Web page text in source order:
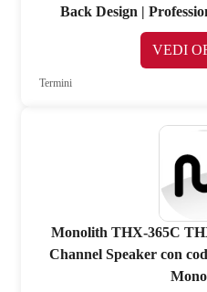
Back Design |
VEDI
Termini
Monolith THX-365C
Channel Speaker con